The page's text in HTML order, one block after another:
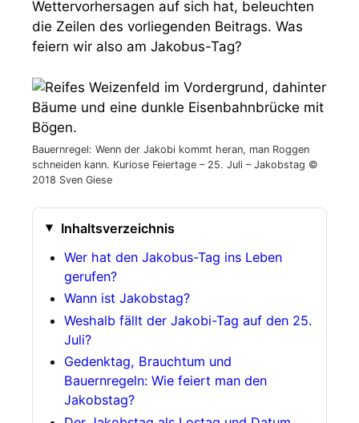
Wettervorhersagen auf sich hat, beleuchten
die Zeilen des vorliegenden Beitrags. Was
feiern wir also am Jakobus-Tag?
Bauernregel: Wenn der Jakobi kommt heran, man Roggen
schneiden kann. Kuriose Feiertage – 25. Juli – Jakobstag ©
2018 Sven Giese
Inhaltsverzeichnis
Wer hat den Jakobus-Tag ins Leben
gerufen?
Wann ist Jakobstag?
Weshalb fällt der Jakobi-Tag auf den 25.
Juli?
Gedenktag, Brauchtum und
Bauernregeln: Wie feiert man den
Jakobstag?